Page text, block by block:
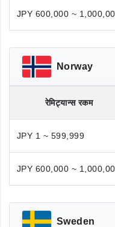
JPY 600,000 ~
Norway
रेमिट्यान्स रकम
JPY 1 ~ 599,999
JPY 600,000 ~
Sweden